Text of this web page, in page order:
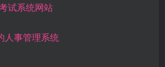
试系统网站
人事管理系统